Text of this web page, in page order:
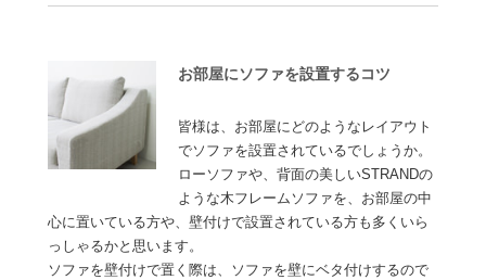
お部屋にソファを設置するコツ
皆様は、お部屋にどのようなレイアウト
でソファを設置されているでしょうか。
ローソファや、背面の美しいSTRANDの
ような木フレームソファを、お部屋の中
心に置いている方や、壁付けで設置されている方も多くいら
っしゃるかと思います。
ソファを壁付けで置く際は、ソファを壁にベタ付けするので